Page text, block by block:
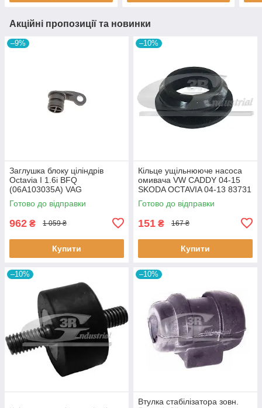
Акційні пропозиції та новинки
–9%
Заглушка блоку ціліндрів
Octavia I 1.6i BFQ
(06A103035A) VAG
06A103035A VAG
Готово до відправки
962 ₴ 1 059 ₴
Купити
–10%
Кiльце ущiльнююче насоса
омивача VW CADDY 04-15
SKODA OCTAVIA 04-13 83731
3RG
Готово до відправки
151 ₴ 167 ₴
Купити
–10% –10%
Втулка стабiлізатора зовн.